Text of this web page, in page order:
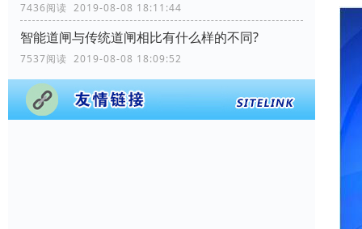
7436阅读 2019-08-08 18:11:44
智能道闸与传统道闸相比有什么样的不同?
7537阅读 2019-08-08 18:09:52